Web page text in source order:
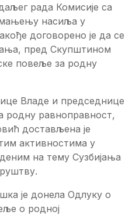
рада Комисије са
насиља у
договорено је да се
пред Скупштином
повеље за родну
Владе и председнице
родну равноправност,
достављена је
активностима у
на тему Сузбијања
је донела Одлуку о
о родној